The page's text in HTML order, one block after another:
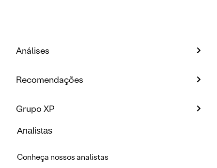
Análises
Recomendações
Grupo XP
Analistas
Conheça nossos analistas